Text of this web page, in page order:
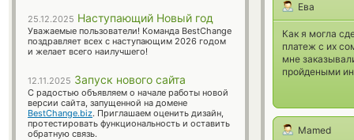
Ева
Как я могла
платеж с их
мне
пройдеными
Mamed
25.12.2025 Наступающий Новый год
Уважаемые пользователи! Команда BestChange
поздравляет всех с наступающим 2026 годом
и желает всего наилучшего!
12.11.2025 Запуск нового сайта
С радостью объявляем о начале работы новой
версии сайта, запущенной на домене
BestChange.biz. Приглашаем оценить дизайн,
протестировать функциональность и оставить
обратную связь.